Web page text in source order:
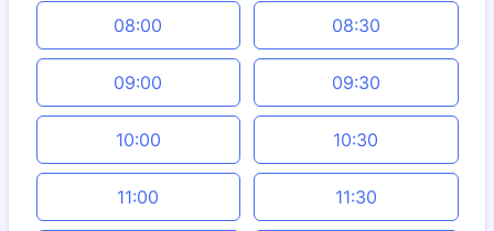
08:00 08:30
09:00 09:30
10:00 10:30
11:00 11:30